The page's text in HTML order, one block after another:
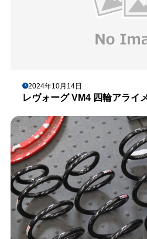
2024年10月14日
レヴォーグ VM4 四輪アライ